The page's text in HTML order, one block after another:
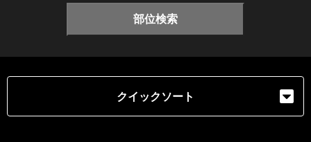
部位検索
クイックソート